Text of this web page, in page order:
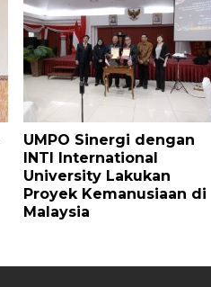
UMPO Sinergi dengan
INTI International
University Lakukan
Proyek Kemanusiaan di
Malaysia